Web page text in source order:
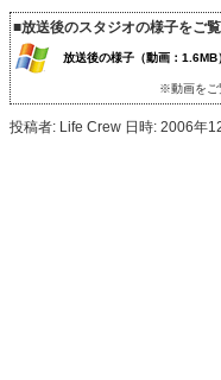
■放送後のスタジオの様子をご覧
放送後の様子（動画：1.6MB
※動画をご
投稿者: Life Crew 日時: 2006年